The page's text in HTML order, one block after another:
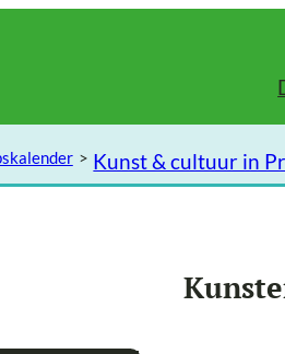
Kunst & cultuur in